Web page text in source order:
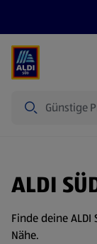
ALDI
Finde deine
Nähe.